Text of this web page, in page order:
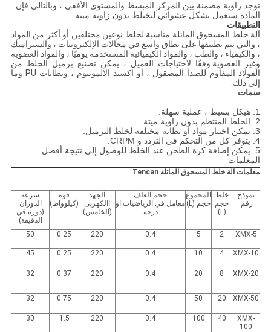
توجد زاوية مضمنة بين المركز المبسط والمستوى الأفقي ، وبالتالي فإن
المادة ستعمل بشكل عشوائي لتختلط بدون زاوية ميتة.
التطبيقات
آلة خلط المسحوق المائلة مناسبة لخلط نوعين مختلفين أو أكثر من المواد
، والتي يتم تطبيقها على نطاق واسع في مجالات الإلكترونيات ، والسيراميك
، والكيمياء ، والطب ، والمواد الكيميائية المستخدمة يوميًا ، والمواد العضوية
وغير العضوية.وفقًا لاحتياجات العميل ، يمكن تصنيع برميل الخلط من
الفولاذ المقاوم للصدأ المصقول ، أو اكسيد الالمونيوم ، وبطانات PU وما
إلى ذلك.
سمات
1. هيكل بسيط ، عملية سهلة.
2. الخلط المنتظم بدون زاوية ميتة.
3. يمكن اختيار مواد أو بطانة مختلفة لخلط البرميل.
4. يتوفر كل من التحكم في التردد و CRPM.
5. يمكن إضافة كرة الطحن عند الخلط للوصول إلى نتيجة أفضل.
المعلمات
معلمات آلة خلط المسحوق المائلة Tencan
نموذج
رقم:
خلط
حجم
(L)
المجموع
حجم (L)
حجم العلف
معامل في الرياضيات او
درجة
الجهد
االكهربى
(الخامس)
قوة
(كيلوواط)
سرعة
الدوران
(دورة في
الدقيقة)
XMX-5
2
5
0.4
220
0.25
50
XMX-10
4
10
0.4
220
0.25
45
XMX-20
8
20
0.4
220
0.37
32
XMX-50
20
50
0.4
220
0.75
32
XMX-
100
40
100
0.4
220
1.5
30